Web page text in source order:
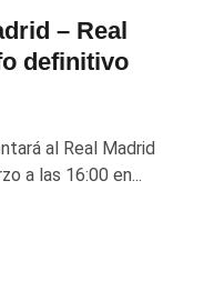
– Real
definitivo
al Real Madrid
a las 16:00 en...